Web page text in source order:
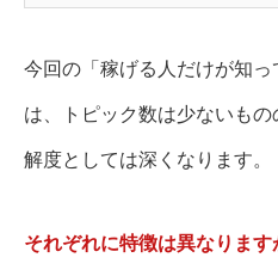
今回の「稼げる人だけが知っ
は、トピック数は少ないも
解度としては深くなります。
それぞれに特徴は異なりま